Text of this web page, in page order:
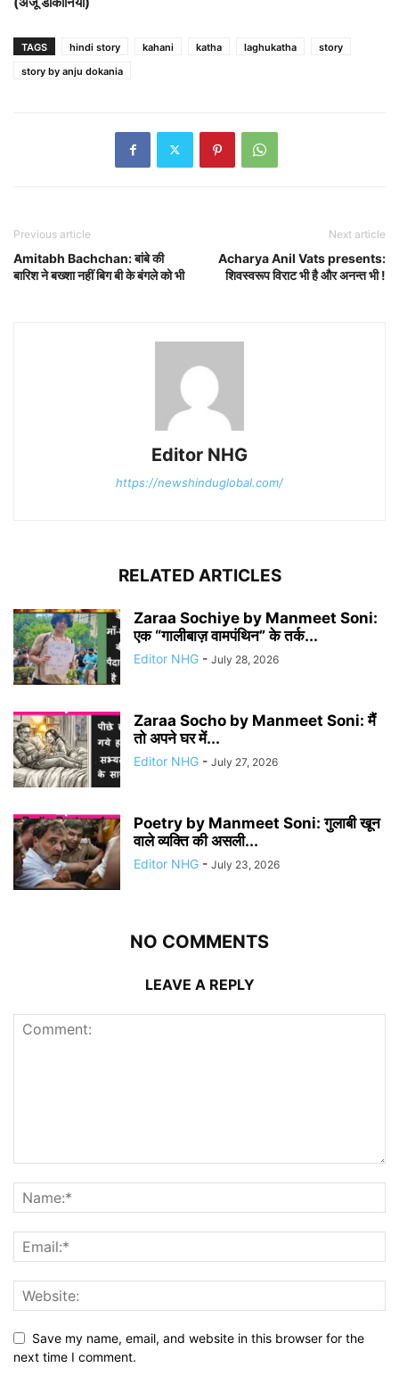
TAGS hindi story kahani katha laghukatha
story
story by anju dokania
Previous article
Amitabh Bachchan: बांबे की
बारिश ने बख्शा नहीं बिग बी के बंगले को भी
Next article
Acharya Anil Vats presents:
शिवस्वरूप विराट भी है और अनन्त भी !
Editor NHG
https://newshinduglobal.com/
RELATED ARTICLES
Zaraa Sochiye by Manmeet Soni:
एक “गालीबाज़ वामपंथिन” के तर्क...
Editor NHG - July 28, 2026
Zaraa Socho by Manmeet Soni: मैं
तो अपने घर में...
Editor NHG - July 27, 2026
Poetry by Manmeet Soni: गुलाबी खून
वाले व्यक्ति की असली...
Editor NHG - July 23, 2026
NO COMMENTS
LEAVE A REPLY
Save my name, email, and website in this browser for the
next time I comment.